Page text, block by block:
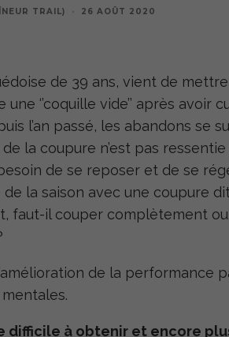
TRAIL) · 26 AOÛT 2020
de 39 ans, vient de mettre
‘’coquille vide’’ après avoir
l’an passé, les abandons se
la coupure n’est pas
de se reposer et de se
la saison avec une coupure
faut-il couper complètement
de la performance
difficile à obtenir et encore